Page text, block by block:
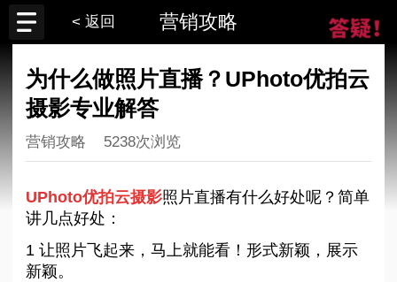
< 返回 营销攻略
为什么做照片直播？UPhoto优拍云
摄影专业解答
营销攻略 5238次浏览
UPhoto优拍云摄影照片直播有什么好处呢？简单
讲几点好处：
1 让照片飞起来，马上就能看！形式新颖，展示
新颖。